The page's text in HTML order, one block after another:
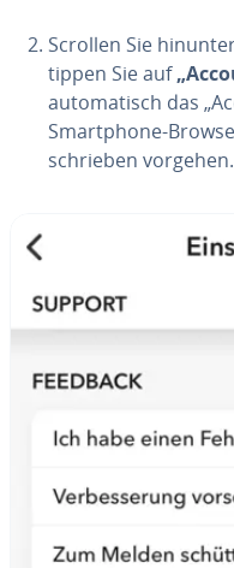
Scrollen Sie
tippen Sie auf
au­to­ma­tisch das
Smart­phone-
schrie­ben vorgehen.